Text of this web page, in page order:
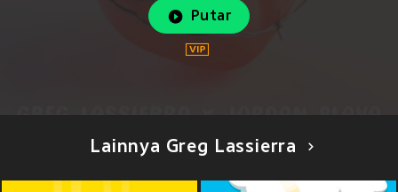
Putar
Lainnya Greg Lassierra